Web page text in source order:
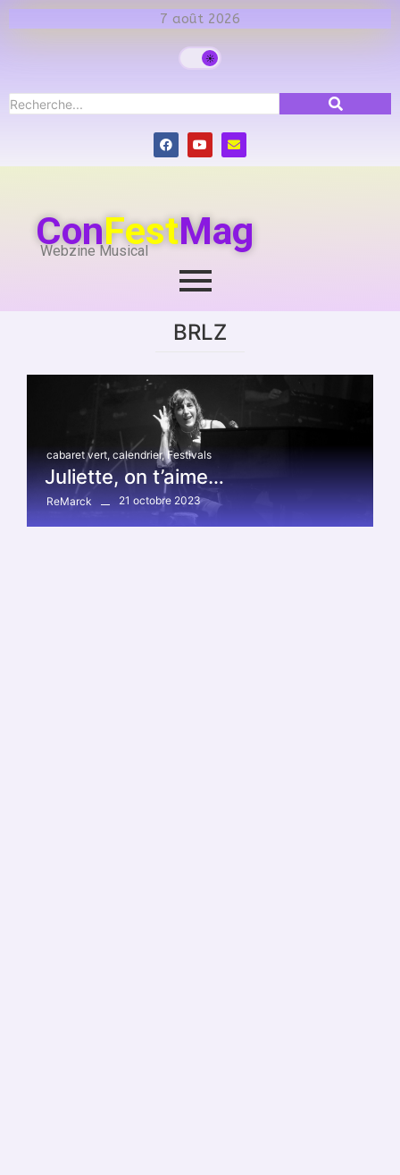
7 août 2026
ConFestMag
Webzine Musical
BRLZ
cabaret vert, calendrier, Festivals
Juliette, on t’aime…
ReMarck 21 octobre 2023